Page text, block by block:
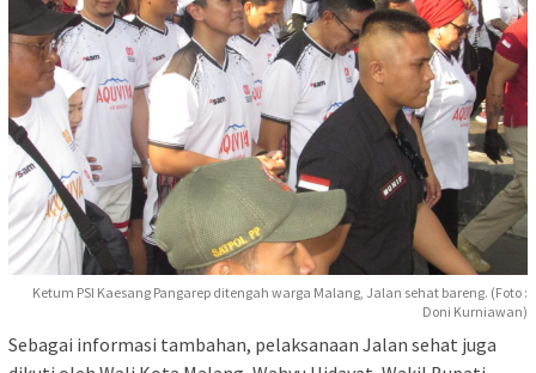
Ketum PSI Kaesang Pangarep ditengah warga Malang, Jalan sehat bareng. (Foto :
Doni Kurniawan)
Sebagai informasi tambahan, pelaksanaan Jalan sehat juga